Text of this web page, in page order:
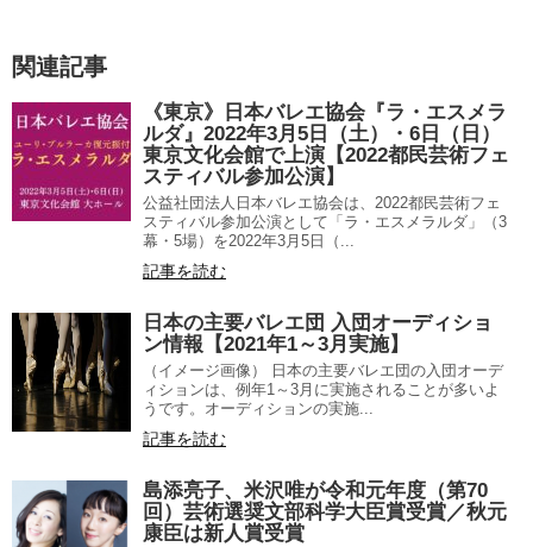
関連記事
《東京》日本バレエ協会『ラ・エスメラ
ルダ』2022年3月5日（土）・6日（日）
東京文化会館で上演【2022都民芸術フェ
スティバル参加公演】
公益社団法人日本バレエ協会は、2022都民芸術フェ
スティバル参加公演として「ラ・エスメラルダ」（3
幕・5場）を2022年3月5日（...
記事を読む
日本の主要バレエ団 入団オーディショ
ン情報【2021年1～3月実施】
（イメージ画像） 日本の主要バレエ団の入団オーデ
ィションは、例年1～3月に実施されることが多いよ
うです。オーディションの実施...
記事を読む
島添亮子、米沢唯が令和元年度（第70
回）芸術選奨文部科学大臣賞受賞／秋元
康臣は新人賞受賞